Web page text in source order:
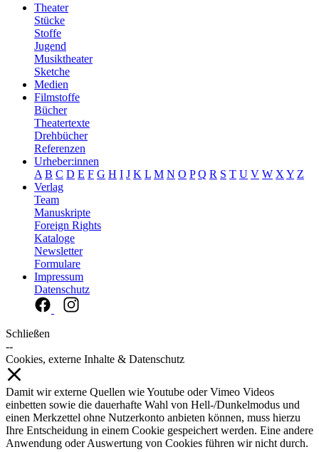
Theater
Stücke
Stoffe
Jugend
Musiktheater
Sketche
Medien
Filmstoffe
Bücher
Theatertexte
Drehbücher
Referenzen
Urheber:innen
A B C D E F G H I J K L M N O P Q R S T U V W X Y Z
Verlag
Team
Manuskripte
Foreign Rights
Kataloge
Newsletter
Formulare
Impressum
Datenschutz
Schließen
--
Cookies, externe Inhalte & Datenschutz
Damit wir externe Quellen wie Youtube oder Vimeo Videos
einbetten sowie die dauerhafte Wahl von Hell-/Dunkelmodus und
einen Merkzettel ohne Nutzerkonto anbieten können, muss hierzu
Ihre Entscheidung in einem Cookie gespeichert werden. Eine andere
Anwendung oder Auswertung von Cookies führen wir nicht durch.